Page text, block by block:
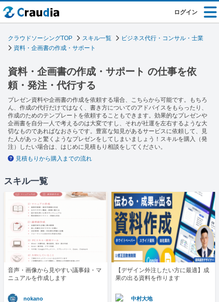
ログイン
クラウドソーシングTOP スキル一覧
ビジネス代行・コンサル・士業
資料・企画書の作成・サポート
資料・企画書の作成・サポート の仕事を依
頼・発注・代行する
プレゼン資料や企画書の作成を依頼する場合、こちらから可能です。もちろ
ん、作成の代行だけではなく、書き方についてのアドバイスをもらったり、
作成のためのテンプレートを依頼することもできます。効果的なプレゼンや
企画書を自分一人で考えるのは大変ですし、それが社運を左右するような大
切なものであればなおさらです。豊富な知見があるサービスに依頼して、見
た人があっと驚くようなプレゼンをしてしまいましょう！スキルを購入（発
注）したい場合は、はじめに見積もり相談をしてください。
見積もりから購入までの流れ
スキル一覧
​音声・画像から見やすい議事録・マ
ニュアルを作成します
nokano
【デザイン外注したい方に最適】成
果の出る資料を作ります
中村大地